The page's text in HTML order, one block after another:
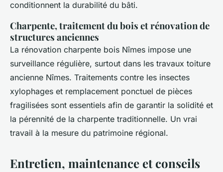
conditionnent la durabilité du bâti.
Charpente, traitement du bois et rénovation de
structures anciennes
La rénovation charpente bois Nîmes impose une
surveillance régulière, surtout dans les travaux toiture
ancienne Nîmes. Traitements contre les insectes
xylophages et remplacement ponctuel de pièces
fragilisées sont essentiels afin de garantir la solidité et
la pérennité de la charpente traditionnelle. Un vrai
travail à la mesure du patrimoine régional.
Entretien, maintenance et conseils